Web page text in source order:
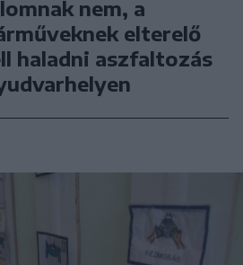
nem, a
elterelő
haladni aszfaltozás